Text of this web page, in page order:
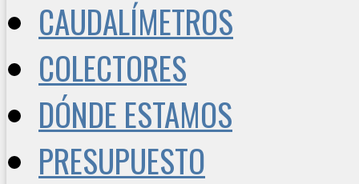
CAUDALÍMETROS
COLECTORES
DÓNDE ESTAMOS
PRESUPUESTO